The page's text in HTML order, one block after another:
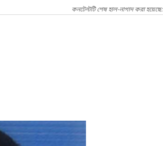
কনটেন্টটি শেষ হাল-নাগাদ করা